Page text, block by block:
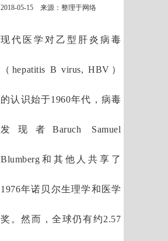
2018-05-15 来源：整理于网络
现代医学对乙型肝炎病毒
（hepatitis B virus, HBV）
的认识始于1960年代，病毒
发现者Baruch Samuel
Blumberg和其他人共享了
1976年诺贝尔生理学和医学
奖。然而，全球仍有约2.57